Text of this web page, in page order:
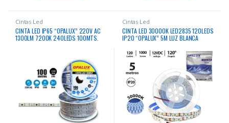
Cintas Led
CINTA LED IP65 “OPALUX” 220V AC
1300LM 7200K 240LEDS 100MTS.
Cintas Led
CINTA LED 30000K LED2835 120LEDS
IP20 “OPALUX” 5M LUZ BLANCA